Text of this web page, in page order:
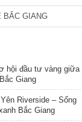
BẮC GIANG
hội đầu tư vàng giữa
Giang
Riverside – Sống
Bắc Giang